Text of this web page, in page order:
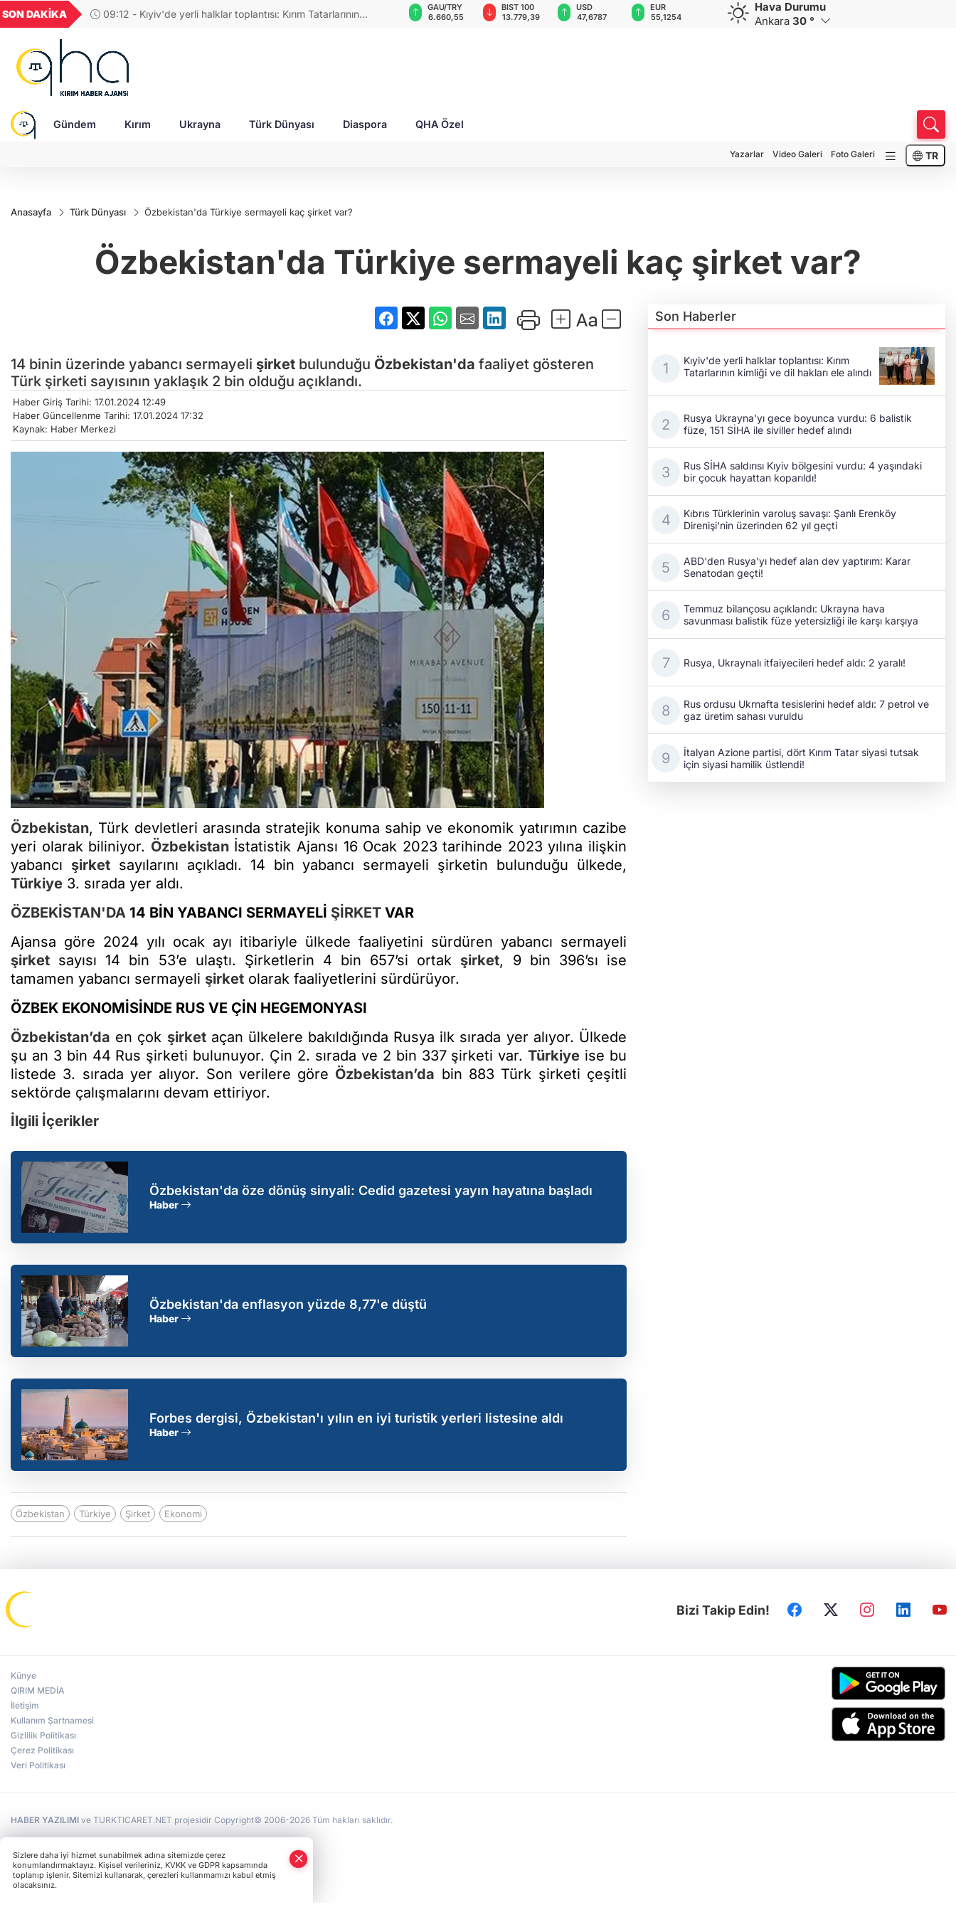
SON DAKİKA
09:31 - Rusya Ukrayna'yı gece boyunca vurdu: 6 balistik
GEL
18,2677
16,3788
27,9743
0,0018
6.660,55
BIST 100
13.779,39
USD
47,6787
EUR
55,1254
GBP
64,3468
CHF
59,0083
CAD
34,1883
Hava Durumu
Ankara 30 °
Gündem Kırım Ukrayna Türk Dünyası Diaspora QHA Özel
Yazarlar Video Galeri Foto Galeri TR
Anasayfa Türk Dünyası Özbekistan'da Türkiye sermayeli kaç şirket var?
Özbekistan'da Türkiye sermayeli kaç şirket var?
14 binin üzerinde yabancı sermayeli şirket bulunduğu Özbekistan'da faaliyet gösteren
Türk şirketi sayısının yaklaşık 2 bin olduğu açıklandı.
Haber Giriş Tarihi: 17.01.2024 12:49
Haber Güncellenme Tarihi: 17.01.2024 17:32
Kaynak: Haber Merkezi
Özbekistan, Türk devletleri arasında stratejik konuma sahip ve ekonomik yatırımın cazibe
yeri olarak biliniyor. Özbekistanİstatistik Ajansı 16 Ocak 2023 tarihinde 2023 yılına ilişkin
yabancı şirketsayılarını açıkladı. 14 bin yabancı sermayeli şirketin bulunduğu ülkede,
Türkiye 3. sırada yer aldı.
ÖZBEKİSTAN'DA 14 BİN YABANCI SERMAYELİ ŞİRKET VAR
Ajansa göre 2024 yılı ocak ayı itibariyle ülkede faaliyetini sürdüren yabancı sermayeli
şirket sayısı 14 bin 53’e ulaştı. Şirketlerin 4 bin 657’si ortak şirket, 9 bin 396’sı ise
tamamen yabancı sermayeli şirket olarak faaliyetlerini sürdürüyor.
ÖZBEK EKONOMİSİNDE RUS VE ÇİN HEGEMONYASI
Özbekistan’da en çok şirketaçan ülkelere bakıldığında Rusya ilk sırada yer alıyor. Ülkede
şu an 3 bin 44 Rus şirketi bulunuyor. Çin 2. sırada ve 2 bin 337 şirketi var.Türkiye ise bu
listede 3. sırada yer alıyor. Son verilere göre Özbekistan’da bin 883 Türk şirketi çeşitli
sektörde çalışmalarını devam ettiriyor.
İlgili İçerikler
Özbekistan'da öze dönüş sinyali: Cedid gazetesi yayın hayatına başladı
Haber
Özbekistan'da enflasyon yüzde 8,77'e düştü
Haber
Forbes dergisi, Özbekistan'ı yılın en iyi turistik yerleri listesine aldı
Haber
Özbekistan Türkiye Şirket Ekonomi
Son Haberler
Kıyiv'de yerli halklar toplantısı: Kırım
Tatarlarının kimliği ve dil hakları ele alındı
Rusya Ukrayna'yı gece boyunca vurdu: 6 balistik
füze, 151 SİHA ile siviller hedef alındı
Rus SİHA saldırısı Kıyiv bölgesini vurdu: 4 yaşındaki
bir çocuk hayattan koparıldı!
Kıbrıs Türklerinin varoluş savaşı: Şanlı Erenköy
Direnişi'nin üzerinden 62 yıl geçti
ABD'den Rusya'yı hedef alan dev yaptırım: Karar
Senatodan geçti!
Temmuz bilançosu açıklandı: Ukrayna hava
savunması balistik füze yetersizliği ile karşı karşıya
Rusya, Ukraynalı itfaiyecileri hedef aldı: 2 yaralı!
Rus ordusu Ukrnafta tesislerini hedef aldı: 7 petrol ve
gaz üretim sahası vuruldu
İtalyan Azione partisi, dört Kırım Tatar siyasi tutsak
için siyasi hamilik üstlendi!
Bizi Takip Edin!
Künye
QIRIM MEDİA
İletişim
Kullanım Şartnamesi
Gizlilik Politikası
Çerez Politikası
Veri Politikası
HABER YAZILIMI ve TURKTICARET.NET projesidir Copyright© 2006-2026 Tüm hakları saklıdır.
Sizlere daha iyi hizmet sunabilmek adına sitemizde çerez
konumlandırmaktayız. Kişisel verileriniz, KVKK ve GDPR kapsamında
toplanıp işlenir. Sitemizi kullanarak, çerezleri kullanmamızı kabul etmiş
olacaksınız.